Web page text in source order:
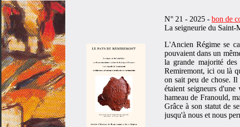
N° 21 - 2025 - bon de
La seigneurie du Saint-
L'Ancien Régime se
pouvaient dans un
la grande majorité
Remiremont, ici ou là
on sait peu de chose.
étaient seigneurs
hameau de Franould,
Grâce à son statut de
jusqu'à nous et nous